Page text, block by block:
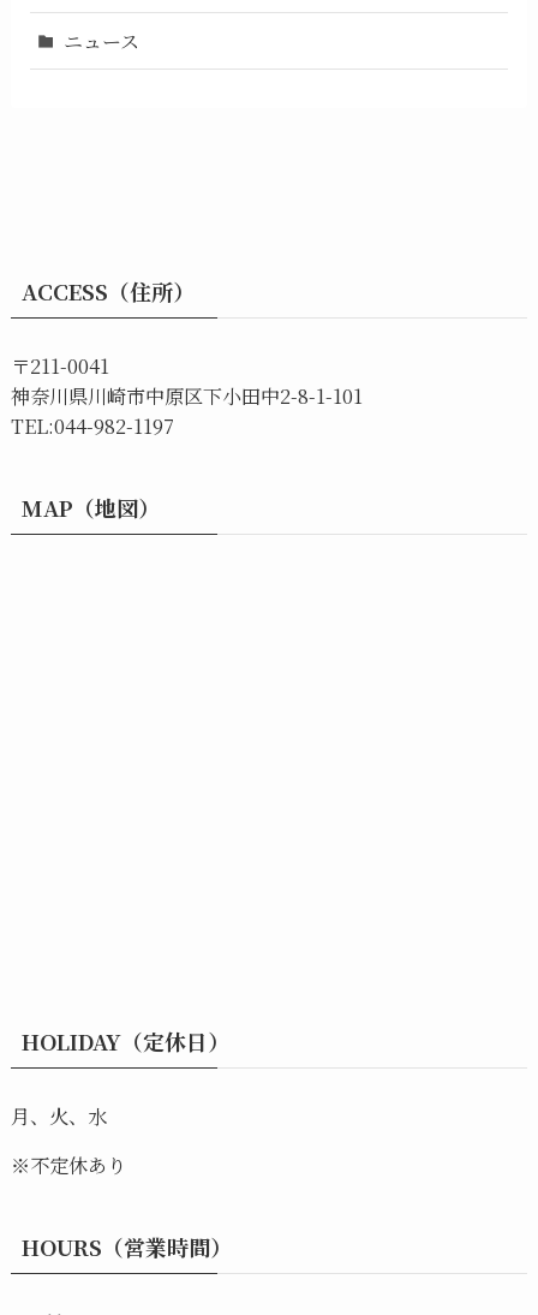
ニュース
ACCESS（住所）
〒211-0041
神奈川県川崎市中原区下小田中2-8-1-101
TEL:044-982-1197
MAP（地図）
HOLIDAY（定休日）
月、火、水
※不定休あり
HOURS（営業時間）